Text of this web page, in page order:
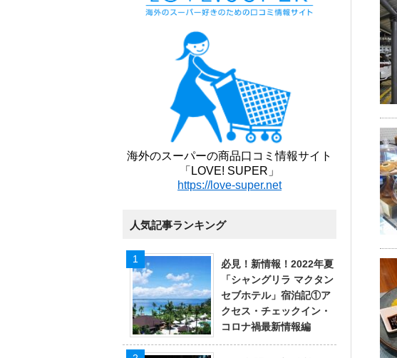
海外のスーパーの商品口コミ情報サイト
「LOVE! SUPER」
https://love-super.net
人気記事ランキング
必見！新情報！2022年夏
「シャングリラ マクタン
セブホテル」宿泊記①ア
クセス・チェックイン・
コロナ禍最新情報編